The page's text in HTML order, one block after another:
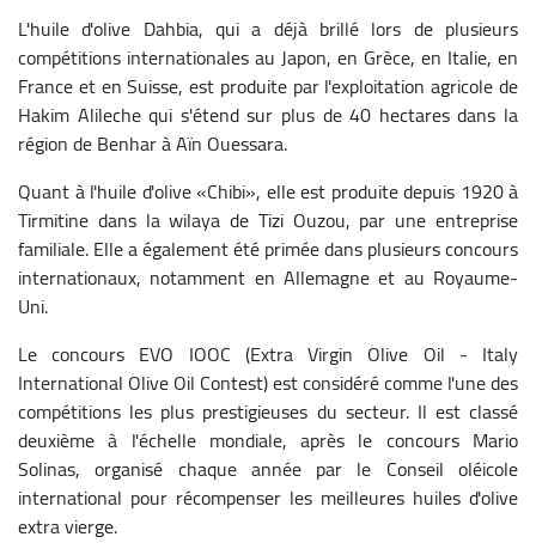
L'huile d'olive Dahbia, qui a déjà brillé lors de plusieurs
compétitions internationales au Japon, en Grèce, en Italie, en
France et en Suisse, est produite par l'exploitation agricole de
Hakim Alileche qui s'étend sur plus de 40 hectares dans la
région de Benhar à Aïn Ouessara.
Quant à l'huile d'olive «Chibi», elle est produite depuis 1920 à
Tirmitine dans la wilaya de Tizi Ouzou, par une entreprise
familiale. Elle a également été primée dans plusieurs concours
internationaux, notamment en Allemagne et au Royaume-
Uni.
Le concours EVO IOOC (Extra Virgin Olive Oil - Italy
International Olive Oil Contest) est considéré comme l'une des
compétitions les plus prestigieuses du secteur. Il est classé
deuxième à l'échelle mondiale, après le concours Mario
Solinas, organisé chaque année par le Conseil oléicole
international pour récompenser les meilleures huiles d'olive
extra vierge.